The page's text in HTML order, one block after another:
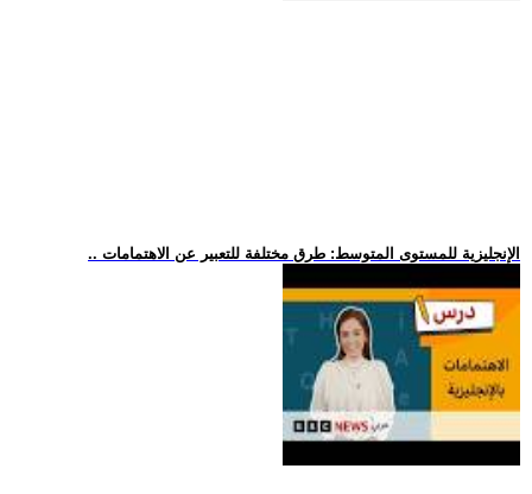
.. الإنجليزية للمستوى المتوسط: طرق مختلفة للتعبير عن الاهتمامات